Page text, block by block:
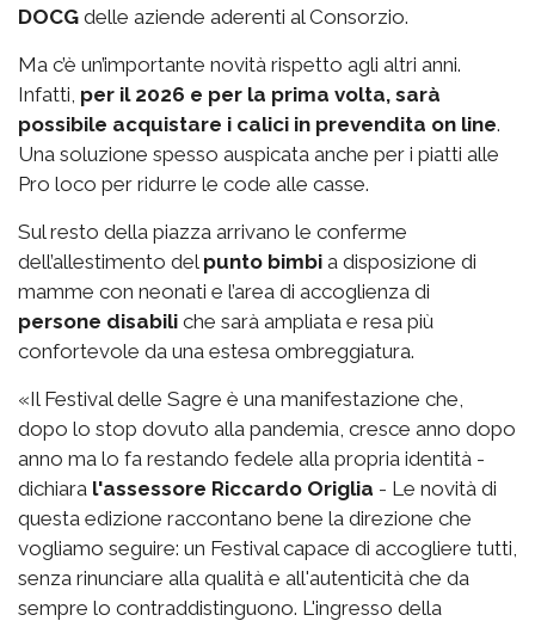
DOCG delle aziende aderenti al Consorzio.
Ma c’è un’importante novità rispetto agli altri anni.
Infatti, per il 2026 e per la prima volta, sarà
possibile acquistare i calici in prevendita on line.
Una soluzione spesso auspicata anche per i piatti alle
Pro loco per ridurre le code alle casse.
Sul resto della piazza arrivano le conferme
dell’allestimento del punto bimbi a disposizione di
mamme con neonati e l’area di accoglienza di
persone disabili che sarà ampliata e resa più
confortevole da una estesa ombreggiatura.
«Il Festival delle Sagre è una manifestazione che,
dopo lo stop dovuto alla pandemia, cresce anno dopo
anno ma lo fa restando fedele alla propria identità -
dichiara l'assessore Riccardo Origlia - Le novità di
questa edizione raccontano bene la direzione che
vogliamo seguire: un Festival capace di accogliere tutti,
senza rinunciare alla qualità e all'autenticità che da
sempre lo contraddistinguono. L'ingresso della